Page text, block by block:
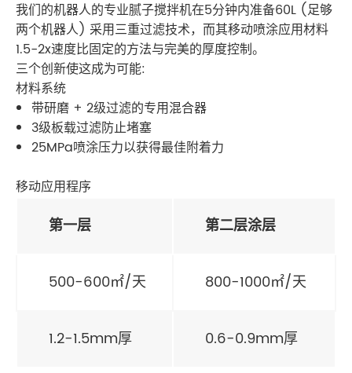
我们的机器人的专业腻子搅拌机在5分钟内准备60L (足够
两个机器人) 采用三重过滤技术，而其移动喷涂应用材料
1.5-2x速度比固定的方法与完美的厚度控制。
三个创新使这成为可能:
材料系统
带研磨 + 2级过滤的专用混合器
3级板载过滤防止堵塞
25MPa喷涂压力以获得最佳附着力
移动应用程序
第一层 第二层涂层
500-600㎡/天 800-1000㎡/天
1.2-1.5mm厚 0.6-0.9mm厚